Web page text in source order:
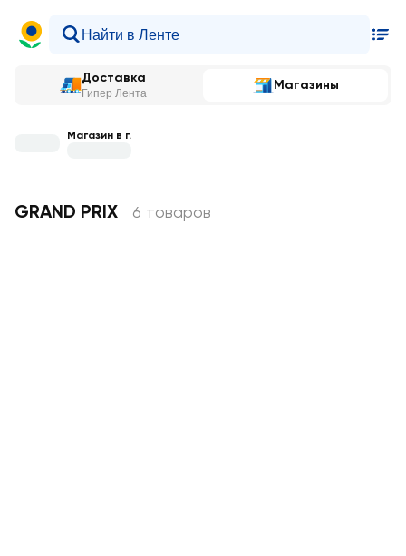
Доставка
Гипер Лента
Магазины
Магазин в г.
GRAND PRIX 6 товаров